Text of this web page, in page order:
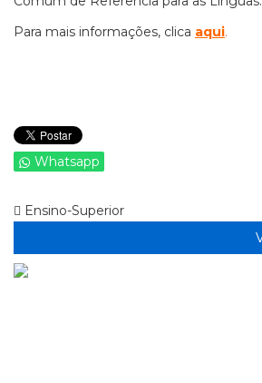
Para mais informações, clica aqui.
Whatsapp
Ensino-Superior